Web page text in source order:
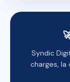
Syndic
charges, la